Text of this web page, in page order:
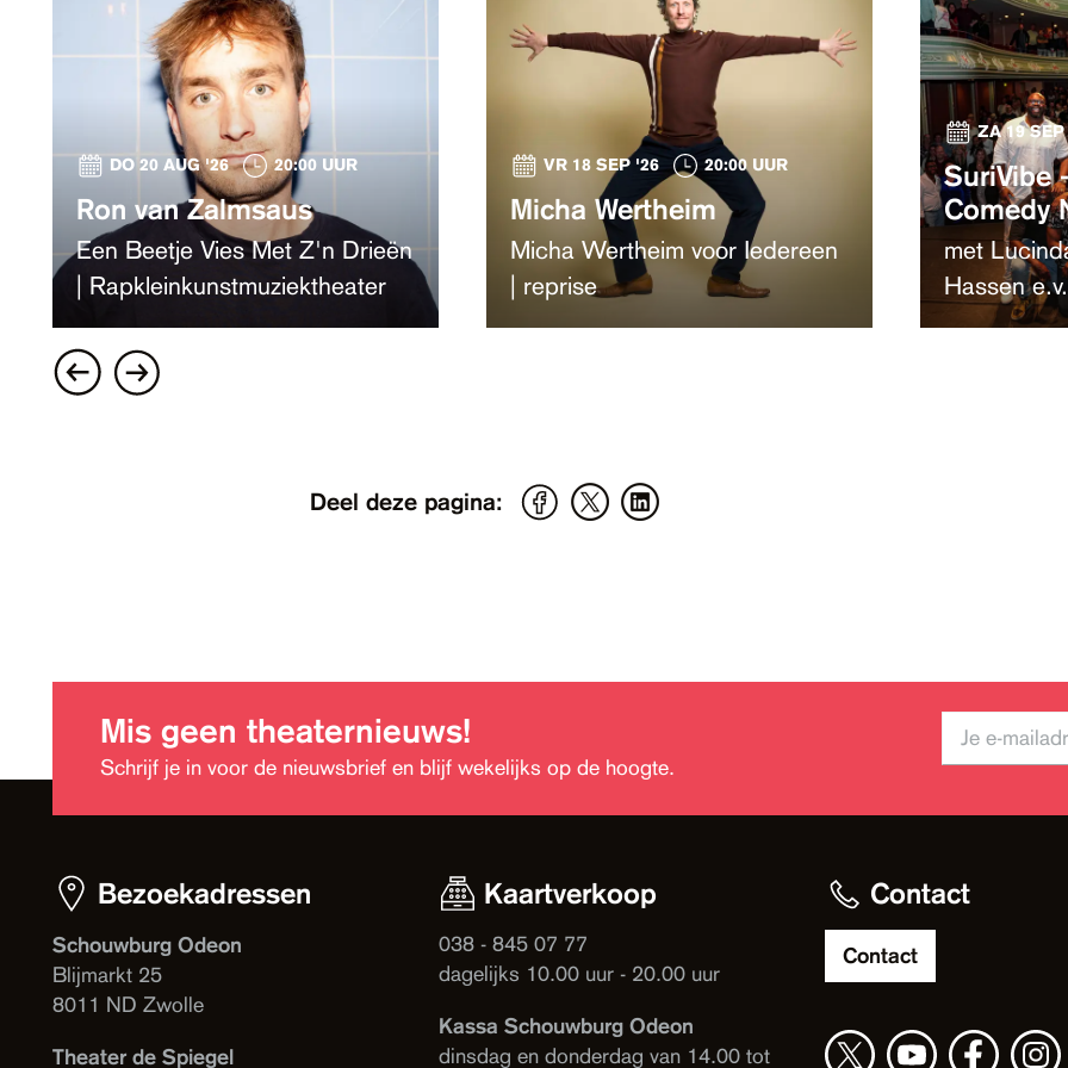
DO 20 AUG '26 20:00 UUR
Ron van Zalmsaus
Een Beetje Vies Met Z'n Drieën
| Rapkleinkunstmuziektheater
VR 18 SEP '26 20:00 UUR
Micha Wertheim
Micha Wertheim voor Iedereen
| reprise
ZA 19
SuriVibe
Comedy
met
Hassen
Deel deze pagina:
Mis geen theaternieuws!
Schrijf je in voor de nieuwsbrief en blijf wekelijks op de hoogte.
Bezoekadressen
Schouwburg Odeon
Blijmarkt 25
8011 ND Zwolle
Theater de Spiegel
Kaartverkoop
038 - 845 07 77
dagelijks 10.00 uur - 20.00 uur
Kassa Schouwburg Odeon
dinsdag en donderdag van 14.00 tot
Contact
Contact